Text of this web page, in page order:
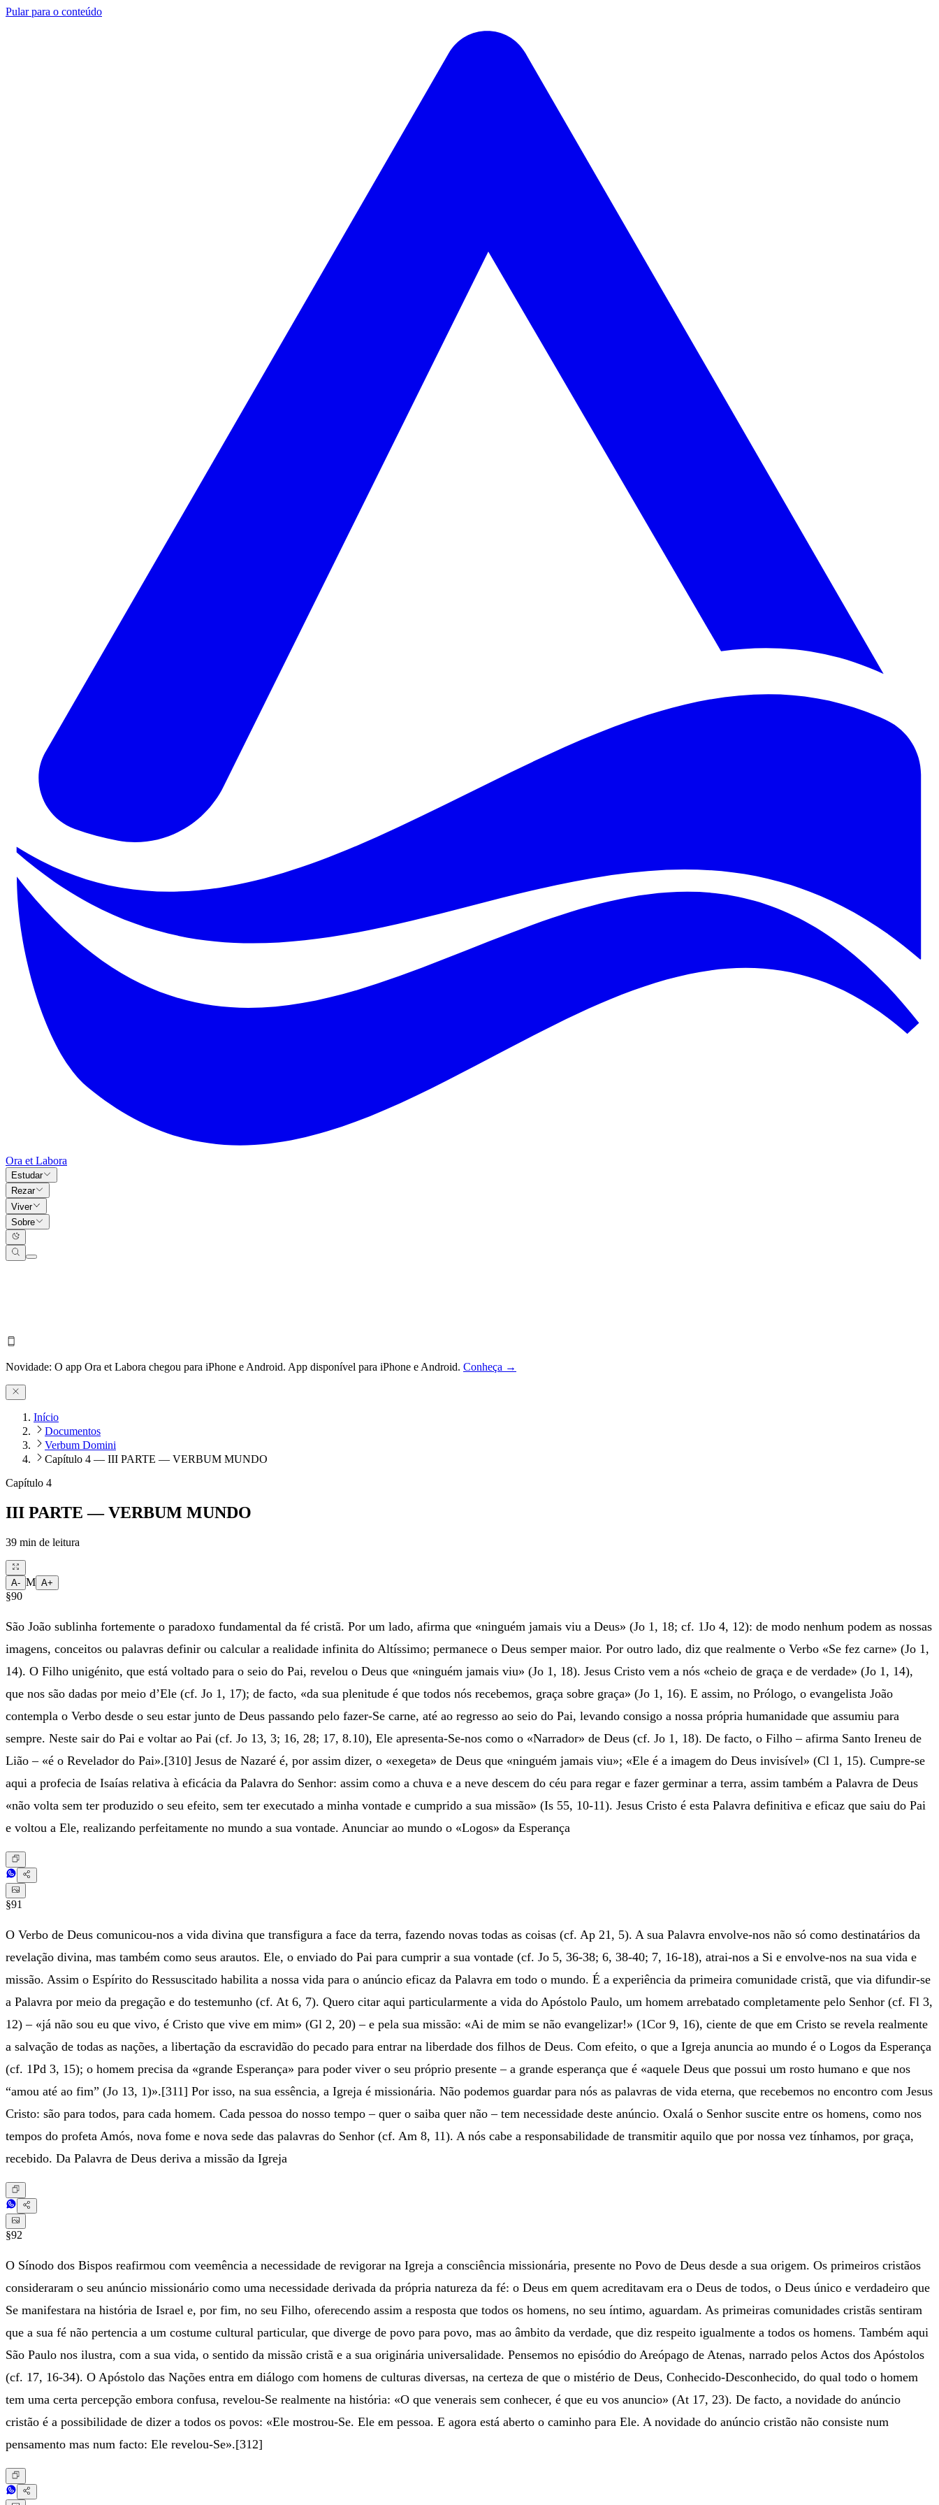
Pular para o conteúdo
Ora et Labora
Estudar
Rezar
Viver
Sobre
Novidade: O app Ora et Labora chegou para iPhone e Android. App disponível para iPhone e Android. Conheça →
Início
Documentos
Verbum Domini
Capítulo 4 — III PARTE — VERBUM MUNDO
Capítulo 4
III PARTE — VERBUM MUNDO
39 min de leitura
A- M A+
§90
São João sublinha fortemente o paradoxo fundamental da fé cristã. Por um lado, afirma que «ninguém jamais viu a Deus» (Jo 1, 18; cf. 1Jo 4, 12): de modo nenhum podem as nossas
imagens, conceitos ou palavras definir ou calcular a realidade infinita do Altíssimo; permanece o Deus semper maior. Por outro lado, diz que realmente o Verbo «Se fez carne» (Jo 1,
14). O Filho unigénito, que está voltado para o seio do Pai, revelou o Deus que «ninguém jamais viu» (Jo 1, 18). Jesus Cristo vem a nós «cheio de graça e de verdade» (Jo 1, 14),
que nos são dadas por meio d’Ele (cf. Jo 1, 17); de facto, «da sua plenitude é que todos nós recebemos, graça sobre graça» (Jo 1, 16). E assim, no Prólogo, o evangelista João
contempla o Verbo desde o seu estar junto de Deus passando pelo fazer-Se carne, até ao regresso ao seio do Pai, levando consigo a nossa própria humanidade que assumiu para
sempre. Neste sair do Pai e voltar ao Pai (cf. Jo 13, 3; 16, 28; 17, 8.10), Ele apresenta-Se-nos como o «Narrador» de Deus (cf. Jo 1, 18). De facto, o Filho – afirma Santo Ireneu de
Lião – «é o Revelador do Pai».[310] Jesus de Nazaré é, por assim dizer, o «exegeta» de Deus que «ninguém jamais viu»; «Ele é a imagem do Deus invisível» (Cl 1, 15). Cumpre-se
aqui a profecia de Isaías relativa à eficácia da Palavra do Senhor: assim como a chuva e a neve descem do céu para regar e fazer germinar a terra, assim também a Palavra de Deus
«não volta sem ter produzido o seu efeito, sem ter executado a minha vontade e cumprido a sua missão» (Is 55, 10-11). Jesus Cristo é esta Palavra definitiva e eficaz que saiu do Pai
e voltou a Ele, realizando perfeitamente no mundo a sua vontade. Anunciar ao mundo o «Logos» da Esperança
§91
O Verbo de Deus comunicou-nos a vida divina que transfigura a face da terra, fazendo novas todas as coisas (cf. Ap 21, 5). A sua Palavra envolve-nos não só como destinatários da
revelação divina, mas também como seus arautos. Ele, o enviado do Pai para cumprir a sua vontade (cf. Jo 5, 36-38; 6, 38-40; 7, 16-18), atrai-nos a Si e envolve-nos na sua vida e
missão. Assim o Espírito do Ressuscitado habilita a nossa vida para o anúncio eficaz da Palavra em todo o mundo. É a experiência da primeira comunidade cristã, que via difundir-se
a Palavra por meio da pregação e do testemunho (cf. At 6, 7). Quero citar aqui particularmente a vida do Apóstolo Paulo, um homem arrebatado completamente pelo Senhor (cf. Fl 3,
12) – «já não sou eu que vivo, é Cristo que vive em mim» (Gl 2, 20) – e pela sua missão: «Ai de mim se não evangelizar!» (1Cor 9, 16), ciente de que em Cristo se revela realmente
a salvação de todas as nações, a libertação da escravidão do pecado para entrar na liberdade dos filhos de Deus. Com efeito, o que a Igreja anuncia ao mundo é o Logos da Esperança
(cf. 1Pd 3, 15); o homem precisa da «grande Esperança» para poder viver o seu próprio presente – a grande esperança que é «aquele Deus que possui um rosto humano e que nos
“amou até ao fim” (Jo 13, 1)».[311] Por isso, na sua essência, a Igreja é missionária. Não podemos guardar para nós as palavras de vida eterna, que recebemos no encontro com Jesus
Cristo: são para todos, para cada homem. Cada pessoa do nosso tempo – quer o saiba quer não – tem necessidade deste anúncio. Oxalá o Senhor suscite entre os homens, como nos
tempos do profeta Amós, nova fome e nova sede das palavras do Senhor (cf. Am 8, 11). A nós cabe a responsabilidade de transmitir aquilo que por nossa vez tínhamos, por graça,
recebido. Da Palavra de Deus deriva a missão da Igreja
§92
O Sínodo dos Bispos reafirmou com veemência a necessidade de revigorar na Igreja a consciência missionária, presente no Povo de Deus desde a sua origem. Os primeiros cristãos
consideraram o seu anúncio missionário como uma necessidade derivada da própria natureza da fé: o Deus em quem acreditavam era o Deus de todos, o Deus único e verdadeiro que
Se manifestara na história de Israel e, por fim, no seu Filho, oferecendo assim a resposta que todos os homens, no seu íntimo, aguardam. As primeiras comunidades cristãs sentiram
que a sua fé não pertencia a um costume cultural particular, que diverge de povo para povo, mas ao âmbito da verdade, que diz respeito igualmente a todos os homens. Também aqui
São Paulo nos ilustra, com a sua vida, o sentido da missão cristã e a sua originária universalidade. Pensemos no episódio do Areópago de Atenas, narrado pelos Actos dos Apóstolos
(cf. 17, 16-34). O Apóstolo das Nações entra em diálogo com homens de culturas diversas, na certeza de que o mistério de Deus, Conhecido-Desconhecido, do qual todo o homem
tem uma certa percepção embora confusa, revelou-Se realmente na história: «O que venerais sem conhecer, é que eu vos anuncio» (At 17, 23). De facto, a novidade do anúncio
cristão é a possibilidade de dizer a todos os povos: «Ele mostrou-Se. Ele em pessoa. E agora está aberto o caminho para Ele. A novidade do anúncio cristão não consiste num
pensamento mas num facto: Ele revelou-Se».[312]